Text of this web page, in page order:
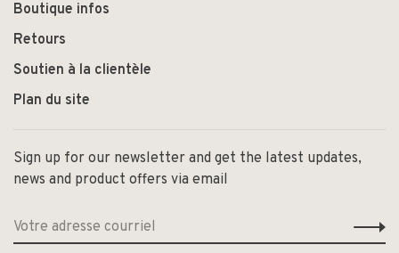
Boutique infos
Retours
Soutien à la clientèle
Plan du site
Sign up for our newsletter and get the latest updates,
news and product offers via email